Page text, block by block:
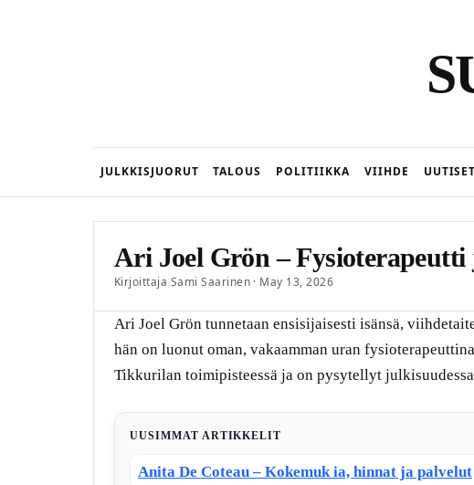
JULKKISJUORUT TALOUS POLITIIKKA VIIHDE UUTISET
Ari Joel Grön –
Kirjoittaja Sami Saarinen · May 13, 2026
Ari Joel Grön tunnetaan ensisijaisesti isänsä,
hän on luonut oman, vakaamman uran
Tikkurilan toimipisteessä ja on pysytellyt
UUSIMMAT ARTIKKELIT
Anita De Coteau – Kokemuk ia, hinnat ja palvelut